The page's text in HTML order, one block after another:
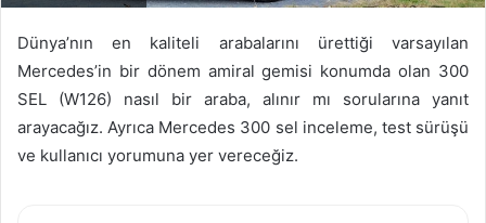
Dünya’nın en kaliteli arabalarını ürettiği varsayılan
Mercedes’in bir dönem amiral gemisi konumda olan 300
SEL (W126) nasıl bir araba, alınır mı sorularına yanıt
arayacağız. Ayrıca Mercedes 300 sel inceleme, test sürüşü
ve kullanıcı yorumuna yer vereceğiz.